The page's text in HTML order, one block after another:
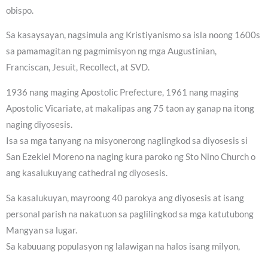
obispo.
Sa kasaysayan, nagsimula ang Kristiyanismo sa isla noong 1600s
sa pamamagitan ng pagmimisyon ng mga Augustinian,
Franciscan, Jesuit, Recollect, at SVD.
1936 nang maging Apostolic Prefecture, 1961 nang maging
Apostolic Vicariate, at makalipas ang 75 taon ay ganap na itong
naging diyosesis.
Isa sa mga tanyang na misyonerong naglingkod sa diyosesis si
San Ezekiel Moreno na naging kura paroko ng Sto Nino Church o
ang kasalukuyang cathedral ng diyosesis.
Sa kasalukuyan, mayroong 40 parokya ang diyosesis at isang
personal parish na nakatuon sa paglilingkod sa mga katutubong
Mangyan sa lugar.
Sa kabuuang populasyon ng lalawigan na halos isang milyon,